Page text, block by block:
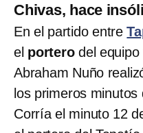
Chivas, hace
En el partido entre
el porterodel equipo
Abraham Nuño
los primeros minutos
Corría el minuto 12